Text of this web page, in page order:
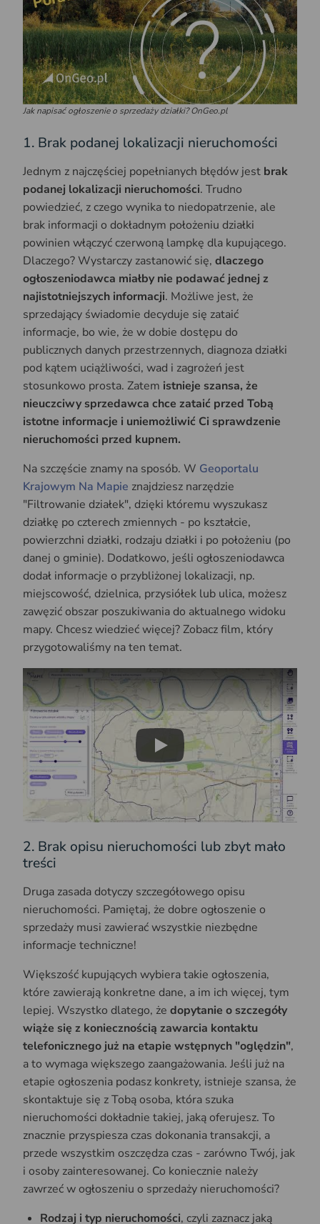
Jak napisać ogłoszenie o sprzedaży działki? OnGeo.pl
1. Brak podanej lokalizacji nieruchomości
Jednym z najczęściej popełnianych błędów jest brak
podanej lokalizacji nieruchomości. Trudno
powiedzieć, z czego wynika to niedopatrzenie, ale
brak informacji o dokładnym położeniu działki
powinien włączyć czerwoną lampkę dla kupującego.
Dlaczego? Wystarczy zastanowić się, dlaczego
ogłoszeniodawca miałby nie podawać jednej z
najistotniejszych informacji. Możliwe jest, że
sprzedający świadomie decyduje się zataić
informacje, bo wie, że w dobie dostępu do
publicznych danych przestrzennych, diagnoza działki
pod kątem uciążliwości, wad i zagrożeń jest
stosunkowo prosta. Zatem istnieje szansa, że
nieuczciwy sprzedawca chce zataić przed Tobą
istotne informacje i uniemożliwić Ci sprawdzenie
nieruchomości przed kupnem.
Na szczęście znamy na sposób. W Geoportalu
Krajowym Na Mapie znajdziesz narzędzie
"Filtrowanie działek", dzięki któremu wyszukasz
działkę po czterech zmiennych - po kształcie,
powierzchni działki, rodzaju działki i po położeniu (po
danej o gminie). Dodatkowo, jeśli ogłoszeniodawca
dodał informacje o przybliżonej lokalizacji, np.
miejscowość, dzielnica, przysiółek lub ulica, możesz
zawęzić obszar poszukiwania do aktualnego widoku
mapy. Chcesz wiedzieć więcej? Zobacz film, który
przygotowaliśmy na ten temat.
Play
2. Brak opisu nieruchomości lub zbyt mało
treści
Druga zasada dotyczy szczegółowego opisu
nieruchomości. Pamiętaj, że dobre ogłoszenie o
sprzedaży musi zawierać wszystkie niezbędne
informacje techniczne!
Większość kupujących wybiera takie ogłoszenia,
które zawierają konkretne dane, a im ich więcej, tym
lepiej. Wszystko dlatego, że dopytanie o szczegóły
wiąże się z koniecznością zawarcia kontaktu
telefonicznego już na etapie wstępnych "oględzin",
a to wymaga większego zaangażowania. Jeśli już na
etapie ogłoszenia podasz konkrety, istnieje szansa, że
skontaktuje się z Tobą osoba, która szuka
nieruchomości dokładnie takiej, jaką oferujesz. To
znacznie przyspiesza czas dokonania transakcji, a
przede wszystkim oszczędza czas - zarówno Twój, jak
i osoby zainteresowanej. Co koniecznie należy
zawrzeć w ogłoszeniu o sprzedaży nieruchomości?
Rodzaj i typ nieruchomości, czyli zaznacz jaką